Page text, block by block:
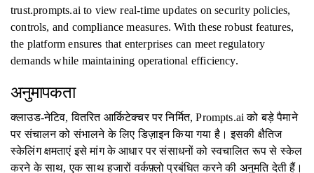
trust.prompts.ai to view real-time updates on security policies,
controls, and compliance measures. With these robust features,
the platform ensures that enterprises can meet regulatory
demands while maintaining operational efficiency.
अनुमापकता
क्लाउड-नेटिव, वितरित आर्किटेक्चर पर निर्मित, Prompts.ai को बड़े पैमाने
पर संचालन को संभालने के लिए डिज़ाइन किया गया है। इसकी क्षैतिज
स्केलिंग क्षमताएं इसे मांग के आधार पर संसाधनों को स्वचालित रूप से स्केल
करने के साथ, एक साथ हजारों वर्कफ़्लो प्रबंधित करने की अनुमति देती हैं।